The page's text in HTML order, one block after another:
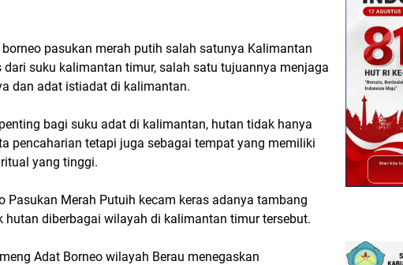
pasukan merah putih salah satunya Kalimantan
suku kalimantan timur, salah satu tujuannya menjaga
dan adat istiadat di kalimantan.
bagi suku adat di kalimantan, hutan tidak hanya
pencaharian tetapi juga sebagai tempat yang memiliki
yang tinggi.
Pasukan Merah Putuih kecam keras adanya tambang
hutan diberbagai wilayah di kalimantan timur tersebut.
Adat Borneo wilayah Berau menegaskan